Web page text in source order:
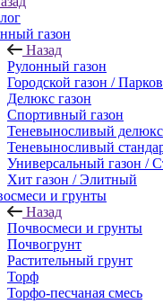
газон
Назад
Рулонный газон
Городской газон /
Делюкс газон
Спортивный газон
Теневыносливый делюкс
Теневыносливый
Универсальный газон /
Хит газон / Элитный
и грунты
Назад
Почвосмеси и грунты
Почвогрунт
Растительный грунт
Торф
Торфо-песчаная смесь